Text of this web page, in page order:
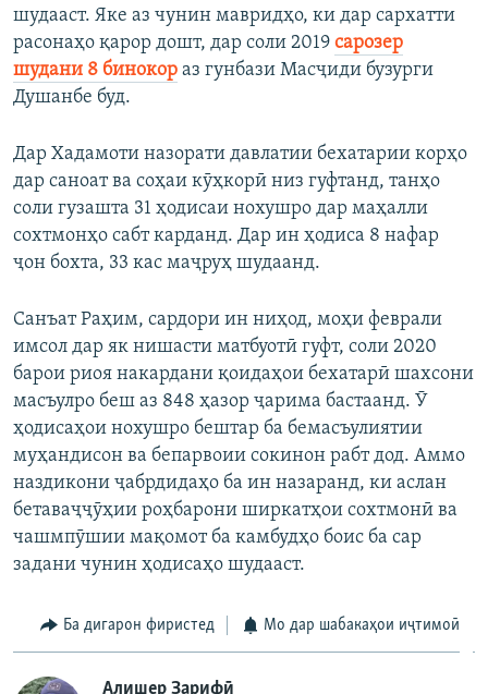
шудааст. Яке аз чунин мавридҳо, ки дар сархатти
расонаҳо қарор дошт, дар соли 2019 сарозер
шудани 8 бинокор аз гунбази Масҷиди бузурги
Душанбе буд.
Дар Хадамоти назорати давлатии бехатарии корҳо
дар саноат ва соҳаи кӯҳкорӣ низ гуфтанд, танҳо
соли гузашта 31 ҳодисаи нохушро дар маҳалли
сохтмонҳо сабт карданд. Дар ин ҳодиса 8 нафар
ҷон бохта, 33 кас маҷруҳ шудаанд.
Санъат Раҳим, сардори ин ниҳод, моҳи феврали
имсол дар як нишасти матбуотӣ гуфт, соли 2020
барои риоя накардани қоидаҳои бехатарӣ шахсони
масъулро беш аз 848 ҳазор ҷарима бастаанд. Ӯ
ҳодисаҳои нохушро бештар ба бемасъулиятии
муҳандисон ва бепарвоии сокинон рабт дод. Аммо
наздикони ҷабрдидаҳо ба ин назаранд, ки аслан
бетаваҷҷӯҳии роҳбарони ширкатҳои сохтмонӣ ва
чашмпӯшии мақомот ба камбудҳо боис ба сар
задани чунин ҳодисаҳо шудааст.
Ба дигарон фиристед Мо дар шабакаҳои иҷтимоӣ
Алишер Зарифӣ